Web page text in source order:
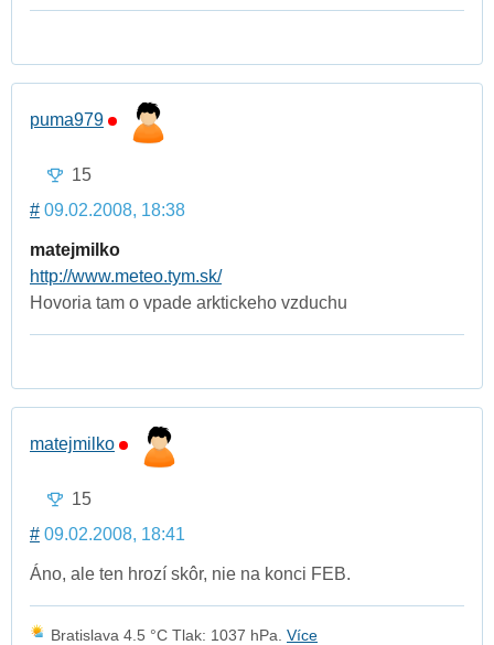
puma979
15
# 09.02.2008, 18:38
matejmilko
http://www.meteo.tym.sk/
Hovoria tam o vpade arktickeho vzduchu
matejmilko
15
# 09.02.2008, 18:41
Áno, ale ten hrozí skôr, nie na konci FEB.
Bratislava 4.5 °C Tlak: 1037 hPa. Více